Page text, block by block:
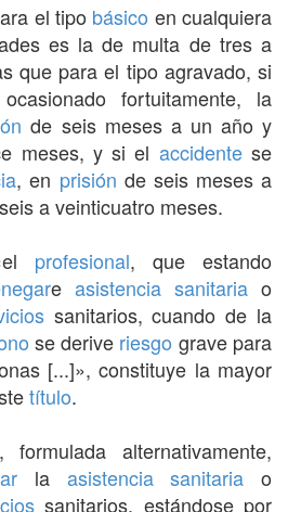
el tipo básico en cualquiera
es la de multa de tres a
que para el tipo agravado, si
fortuitamente, la
de seis meses a un año y
meses, y si el accidentese
, en prisión de seis meses a
a veinticuatro meses.
profesional, que estando
e asistencia sanitariao
sanitarios, cuando de la
se derive riesgo grave para
[...]», constituye la mayor
título.
alternativamente,
la asistencia sanitaria o
sanitarios, estándose por